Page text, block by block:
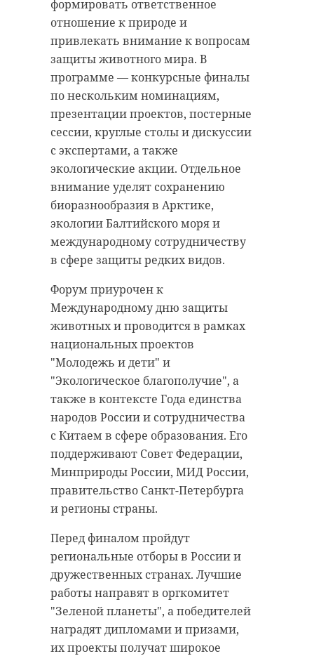
формировать ответственное
отношение к природе и
привлекать внимание к вопросам
защиты животного мира. В
программе — конкурсные финалы
по нескольким номинациям,
презентации проектов, постерные
сессии, круглые столы и дискуссии
с экспертами, а также
экологические акции. Отдельное
внимание уделят сохранению
биоразнообразия в Арктике,
экологии Балтийского моря и
международному сотрудничеству
в сфере защиты редких видов.
Форум приурочен к
Международному дню защиты
животных и проводится в рамках
национальных проектов
"Молодежь и дети" и
"Экологическое благополучие", а
также в контексте Года единства
народов России и сотрудничества
с Китаем в сфере образования. Его
поддерживают Совет Федерации,
Минприроды России, МИД России,
правительство Санкт-Петербурга
и регионы страны.
Перед финалом пройдут
региональные отборы в России и
дружественных странах. Лучшие
работы направят в оргкомитет
"Зеленой планеты", а победителей
наградят дипломами и призами,
их проекты получат широкое
Прооперировать пернатого
удалось только через день в
Пскове. Хирург Павел Синица
нашел время на срочную
операцию.
Сломанное крыло пришлось
удалить целиком. Федор
мужественно перенес операцию и
теперь привыкает жить с одним
крылом. Он спокойно терпит
перевязки и уколы, не дерется.
появились новая сцена, световые
инсталляции, спортивные
маршруты, детские игровые зоны.
«Здесь удалось
бережно соединить
историю района,
природу и
современный
комфорт. Мы с
коллегами с
большим
удовольствием
внесли и свою лепту,
помогли с весенней
уборкой парка, чтобы
он встречал жителей
Подпорожья чистым
и уютным»,
- отметил Александр
Жарков, глава
Комитета по
здравоохранению
Ленинградской
области.
// Мы есть вMAX. Не теряйте//
подпорожье субботники
комитет по здравоохранению